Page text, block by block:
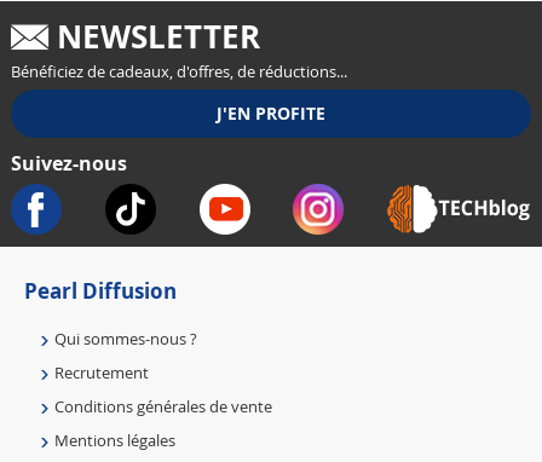
NEWSLETTER
Bénéficiez de cadeaux, d'offres, de réductions...
Suivez-nous
Pearl Diffusion
Qui sommes-nous ?
Recrutement
Conditions générales de vente
Mentions légales